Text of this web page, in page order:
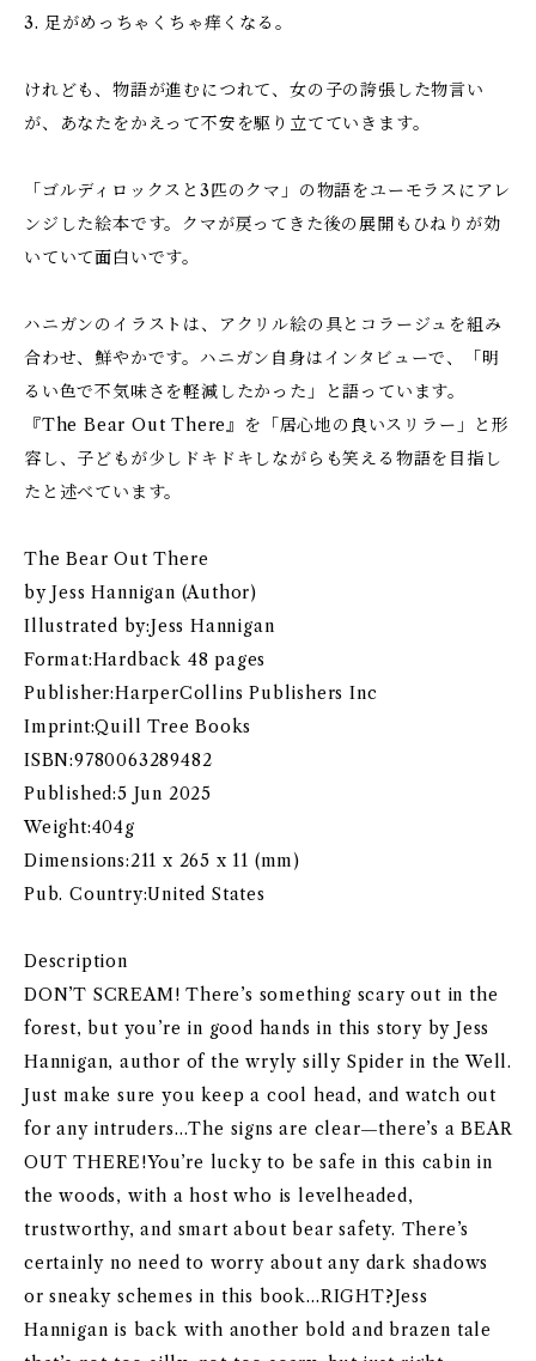
3. 足がめっちゃくちゃ痒くなる。
けれども、物語が進むにつれて、女の子の誇張した物言い
が、あなたをかえって不安を駆り立てていきます。
「ゴルディロックスと3匹のクマ」の物語をユーモラスにアレ
ンジした絵本です。クマが戻ってきた後の展開もひねりが効
いていて面白いです。
ハニガンのイラストは、アクリル絵の具とコラージュを組み
合わせ、鮮やかです。ハニガン自身はインタビューで、「明
るい色で不気味さを軽減したかった」と語っています。
『The Bear Out There』を「居心地の良いスリラー」と形
容し、子どもが少しドキドキしながらも笑える物語を目指し
たと述べています。
The Bear Out There
by Jess Hannigan (Author)
Illustrated by:Jess Hannigan
Format:Hardback 48 pages
Publisher:HarperCollins Publishers Inc
Imprint:Quill Tree Books
ISBN:9780063289482
Published:5 Jun 2025
Weight:404g
Dimensions:211 x 265 x 11 (mm)
Pub. Country:United States
Description
DON’T SCREAM! There’s something scary out in the
forest, but you’re in good hands in this story by Jess
Hannigan, author of the wryly silly Spider in the Well.
Just make sure you keep a cool head, and watch out
for any intruders…The signs are clear—there’s a BEAR
OUT THERE!You’re lucky to be safe in this cabin in
the woods, with a host who is levelheaded,
trustworthy, and smart about bear safety. There’s
certainly no need to worry about any dark shadows
or sneaky schemes in this book…RIGHT?Jess
Hannigan is back with another bold and brazen tale